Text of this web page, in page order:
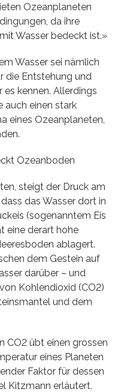
Ozeanplaneten
da ihre
Wasser bedeckt ist.»
Wasser sei nämlich
die Entstehung und
kennen. Allerdings
auch einen stark
eines Ozeanplaneten,
Ozeanboden
steigt der Druck am
das Wasser dort in
(sogenanntem Eis
eine derart hohe
ablagert.
dem Gestein auf
darüber – und
Kohlendioxid (CO2)
und dem
CO2 übt einen grossen
eines Planeten
Faktor für dessen
Kitzmann erläutert.